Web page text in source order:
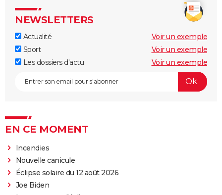
NEWSLETTERS
Actualité
Voir un exemple
Sport
Voir un exemple
Les dossiers d'actu
Voir un exemple
EN CE MOMENT
Incendies
Nouvelle canicule
Éclipse solaire du 12 août 2026
Joe Biden